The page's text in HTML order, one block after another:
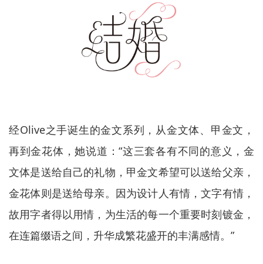
经Olive之手诞生的金文系列，从金文体、甲金文，
再到金花体，她说道：“这三套各有不同的意义，金
文体是送给自己的礼物，甲金文希望可以送给父亲，
金花体则是送给母亲。因为设计人有情，文字有情，
故用字者得以用情，为生活的每一个重要时刻镀金，
在连篇缀语之间，升华成繁花盛开的丰满感情。”